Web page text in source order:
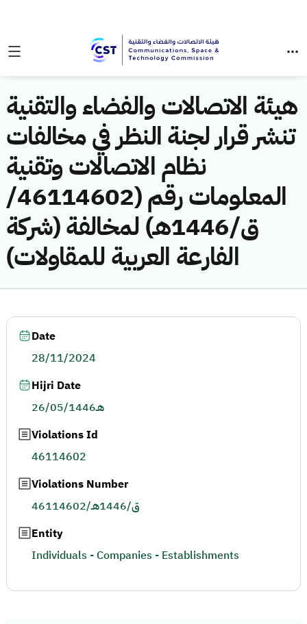
هيئة الاتصالات والفضاء والتقنية
تنشر قرار لجنة النظر في مخالفات
نظام الاتصالات وتقنية
المعلومات رقم (46114602/
ق/1446هـ) لمخالفة (شركة
الفارعة العربية للمقاولات)
Date
28/11/2024
Hijri Date
26/05/1446هـ
Violations Id
46114602
Violations Number
46114602/ق/1446هـ
Entity
Individuals - Companies - Establishments